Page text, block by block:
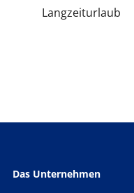
Langzeiturlaub
Das Unternehmen